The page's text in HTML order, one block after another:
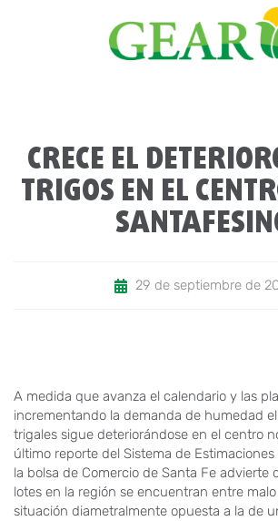
CRECE EL
TRIGOS EN EL
29 de septiembre de
A medida que avanza el calendario y las
incrementando la demanda de humedad
trigales sigue deteriorándose en el centro
último reporte del Sistema de
la bolsa de Comercio de Santa Fe advierte
lotes en la región se encuentran entre
situación diametralmente opuesta a la de